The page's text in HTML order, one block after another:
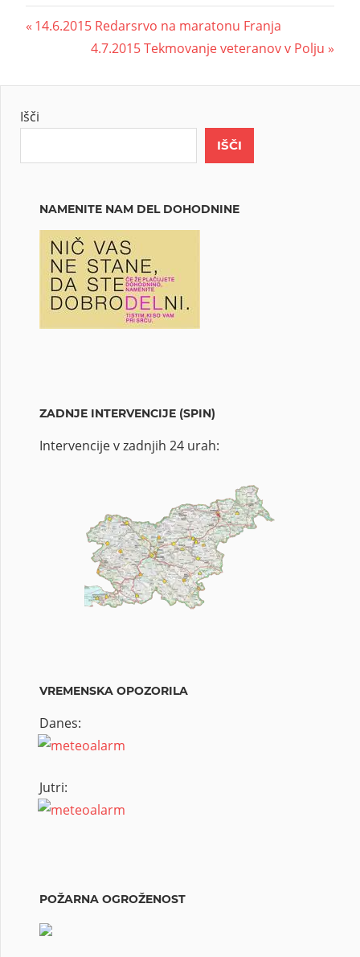
14.6.2015 Redarsrvo na maratonu Franja
4.7.2015 Tekmovanje veteranov v Polju
Išči
IŠČI
NAMENITE NAM DEL DOHODNINE
ZADNJE INTERVENCIJE (SPIN)
Intervencije v zadnjih 24 urah:
VREMENSKA OPOZORILA
Danes:
Jutri:
POŽARNA OGROŽENOST